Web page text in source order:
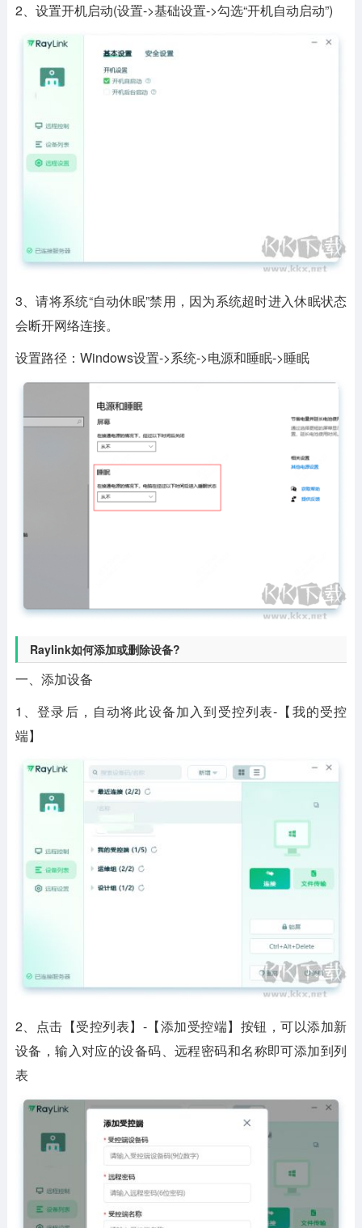
2、设置开机启动(设置->基础设置->勾选“开机自动启动”)
3、请将系统“自动休眠”禁用，因为系统超时进入休眠状态
会断开网络连接。
设置路径：Windows设置->系统->电源和睡眠->睡眠
Raylink如何添加或删除设备?
一、添加设备
1、登录后，自动将此设备加入到受控列表-【我的受控
端】
2、点击【受控列表】-【添加受控端】按钮，可以添加新
设备，输入对应的设备码、远程密码和名称即可添加到列
表